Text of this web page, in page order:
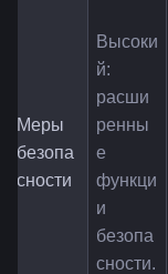
Меры
безопа
сности
Высоки
й:
расши
ренны
е
функци
и
безопа
сности.